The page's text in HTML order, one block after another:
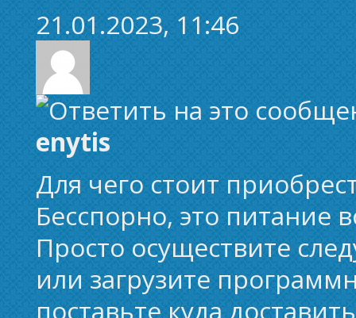
21.01.2023, 11:46
enytis
Для чего стоит
Бесспорно, это питание
Просто осуществите
или загрузите
поставьте куда